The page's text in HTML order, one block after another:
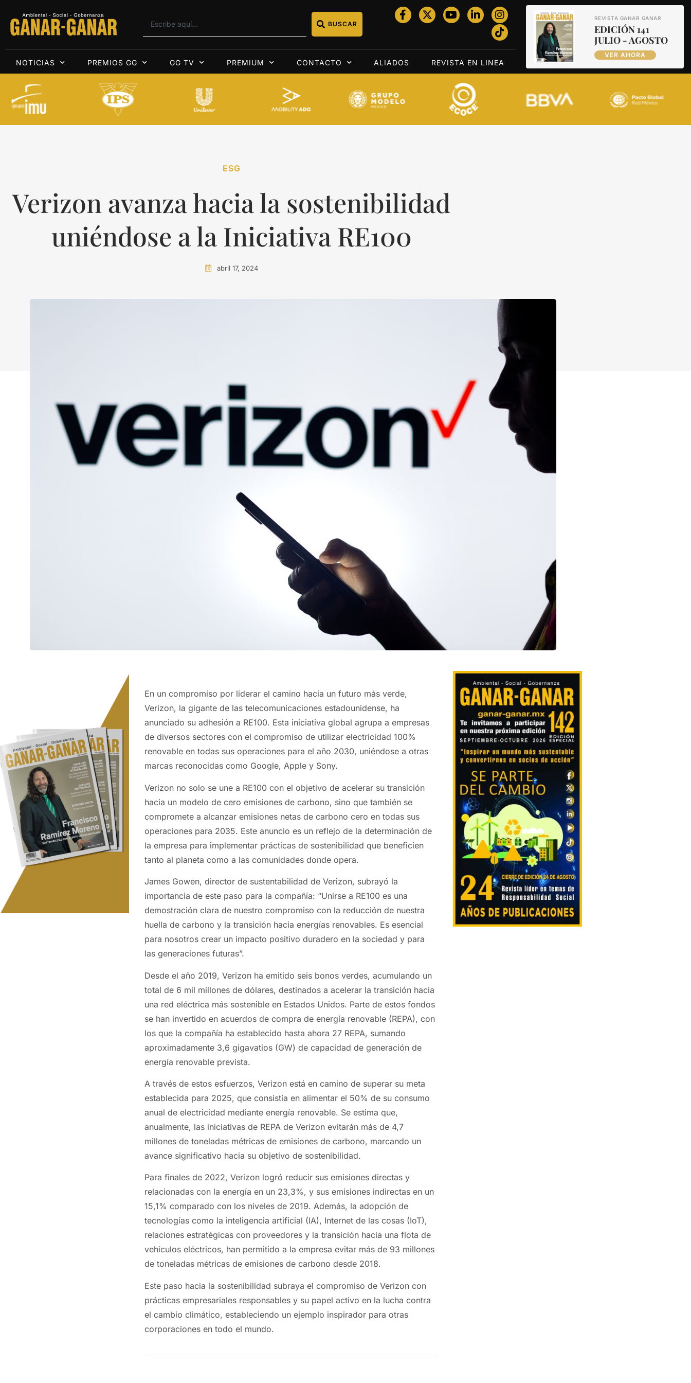
BUSCAR
NOTICIAS PREMIOS GG GG TV PREMIUM CONTACTO ALIADOS REVISTA EN LINEA
REVISTA GANAR GANAR
EDICIÓN 141
JULIO - AGOSTO
VER AHORA
ESG
Verizon avanza hacia la sostenibilidad
uniéndose a la Iniciativa RE100
abril 17, 2024
En un compromiso por liderar el camino hacia un futuro más verde,
Verizon, la gigante de las telecomunicaciones estadounidense, ha
anunciado su adhesión a RE100. Esta iniciativa global agrupa a empresas
de diversos sectores con el compromiso de utilizar electricidad 100%
renovable en todas sus operaciones para el año 2030, uniéndose a otras
marcas reconocidas como Google, Apple y Sony.
Verizon no solo se une a RE100 con el objetivo de acelerar su transición
hacia un modelo de cero emisiones de carbono, sino que también se
compromete a alcanzar emisiones netas de carbono cero en todas sus
operaciones para 2035. Este anuncio es un reflejo de la determinación de
la empresa para implementar prácticas de sostenibilidad que beneficien
tanto al planeta como a las comunidades donde opera.
James Gowen, director de sustentabilidad de Verizon, subrayó la
importancia de este paso para la compañía: “Unirse a RE100 es una
demostración clara de nuestro compromiso con la reducción de nuestra
huella de carbono y la transición hacia energías renovables. Es esencial
para nosotros crear un impacto positivo duradero en la sociedad y para
las generaciones futuras”.
Desde el año 2019, Verizon ha emitido seis bonos verdes, acumulando un
total de 6 mil millones de dólares, destinados a acelerar la transición hacia
una red eléctrica más sostenible en Estados Unidos. Parte de estos fondos
se han invertido en acuerdos de compra de energía renovable (REPA), con
los que la compañía ha establecido hasta ahora 27 REPA, sumando
aproximadamente 3,6 gigavatios (GW) de capacidad de generación de
energía renovable prevista.
A través de estos esfuerzos, Verizon está en camino de superar su meta
establecida para 2025, que consistía en alimentar el 50% de su consumo
anual de electricidad mediante energía renovable. Se estima que,
anualmente, las iniciativas de REPA de Verizon evitarán más de 4,7
millones de toneladas métricas de emisiones de carbono, marcando un
avance significativo hacia su objetivo de sostenibilidad.
Para finales de 2022, Verizon logró reducir sus emisiones directas y
relacionadas con la energía en un 23,3%, y sus emisiones indirectas en un
15,1% comparado con los niveles de 2019. Además, la adopción de
tecnologías como la inteligencia artificial (IA), Internet de las cosas (IoT),
relaciones estratégicas con proveedores y la transición hacia una flota de
vehículos eléctricos, han permitido a la empresa evitar más de 93 millones
de toneladas métricas de emisiones de carbono desde 2018.
Este paso hacia la sostenibilidad subraya el compromiso de Verizon con
prácticas empresariales responsables y su papel activo en la lucha contra
el cambio climático, estableciendo un ejemplo inspirador para otras
corporaciones en todo el mundo.